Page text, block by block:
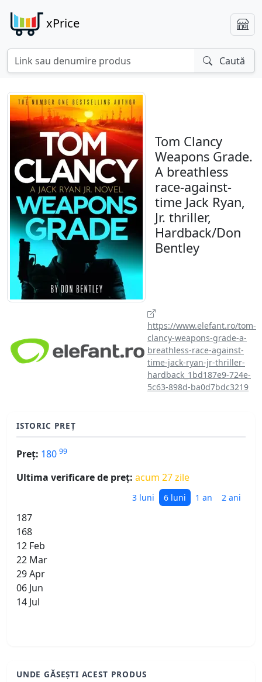
xPrice
Caută
Tom Clancy
Weapons Grade.
A breathless
race-against-
time Jack Ryan,
Jr. thriller,
Hardback/Don
Bentley
https://www.elefant.ro/tom-
clancy-weapons-grade-a-
breathless-race-against-
time-jack-ryan-jr-thriller-
hardback_1bd187e9-724e-
5c63-898d-ba0d7bdc3219
ISTORIC PREȚ
Preț: 180 99
Ultima verificare de preț: acum 27 zile
3 luni 6 luni 1 an 2 ani
187
168
12 Feb
22 Mar
29 Apr
06 Jun
14 Jul
UNDE GĂSEȘTI ACEST PRODUS